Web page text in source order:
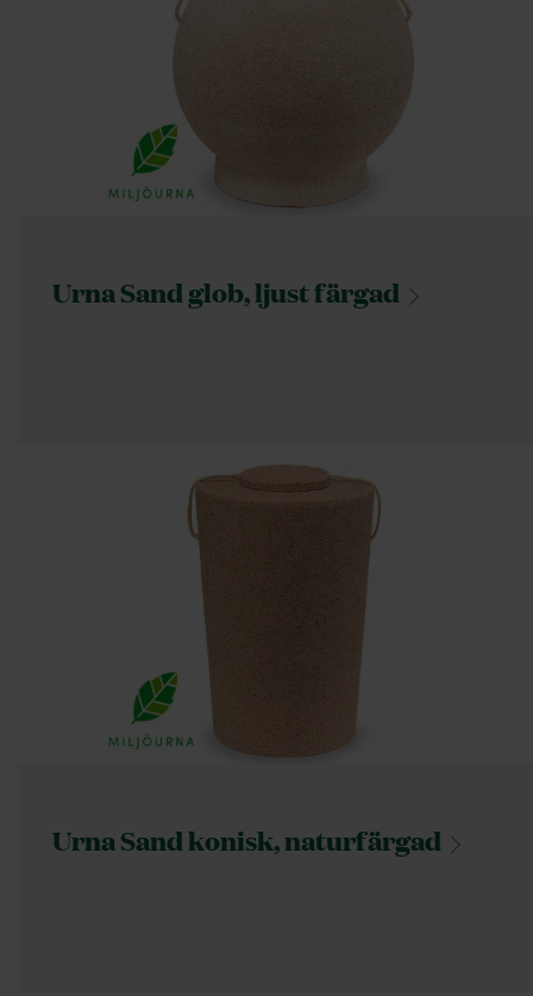
Urna Sand glob, ljustfärgad
Urna Sand konisk,naturfärgad